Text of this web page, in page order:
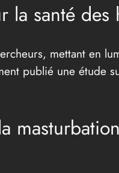
la santé des
mettant en
publié une étude